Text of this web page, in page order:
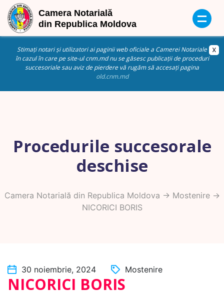
Stimați notari și utilizatori ai paginii web oficiale a Camerei Notariale
în cazul în care pe site-ul cnm.md nu se găsesc publicații de proceduri
succesoriale sau aviz de pierdere vă rugăm să accesați pagina
old.cnm.md
Procedurile succesorale
deschise
Camera Notarială din Republica Moldova -> Mostenire->
NICORICI BORIS
30 noiembrie, 2024 Mostenire
NICORICI BORIS